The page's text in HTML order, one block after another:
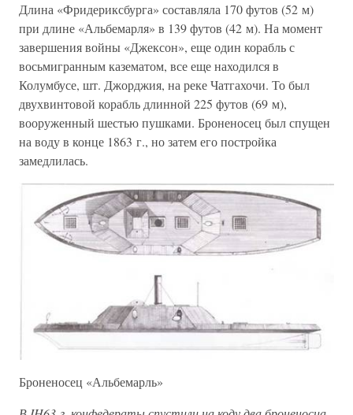
Длина «Фридериксбурга» составляла 170 футов (52 м)
при длине «Альбемарля» в 139 футов (42 м). На момент
завершения войны «Джексон», еще один корабль с
восьмигранным казематом, все еще находился в
Колумбусе, шт. Джорджия, на реке Чатгахочи. То был
двухвинтовой корабль длинной 225 футов (69 м),
вооруженный шестью пушками. Броненосец был спущен
на воду в конце 1863 г., но затем его постройка
замедлилась.
Броненосец «Альбемарль»